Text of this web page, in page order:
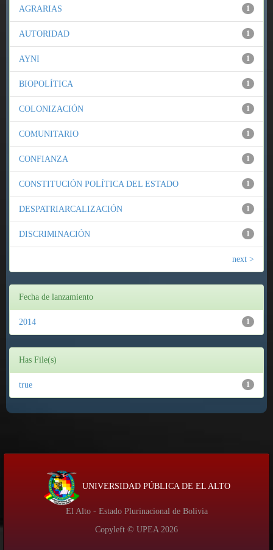
1
AGRARIAS
1
AUTORIDAD
1
AYNI
1
BIOPOLÍTICA
1
COLONIZACIÓN
1
COMUNITARIO
1
CONFIANZA
1
CONSTITUCIÓN POLÍTICA DEL ESTADO
1
DESPATRIARCALIZACIÓN
1
DISCRIMINACIÓN
next >
Fecha de lanzamiento
1
2014
Has File(s)
1
true
UNIVERSIDAD PÚBLICA DE EL ALTO
El Alto - Estado Plurinacional de Bolivia
Copyleft © UPEA 2026